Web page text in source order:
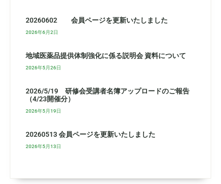
20260602 会員ページを更新いたしました
2026年6月2日
地域医薬品提供体制強化に係る説明会 資料について
2026年5月26日
2026/5/19 研修会受講者名簿アップロードのご報告
（4/23開催分）
2026年5月19日
20260513 会員ページを更新いたしました
2026年5月13日